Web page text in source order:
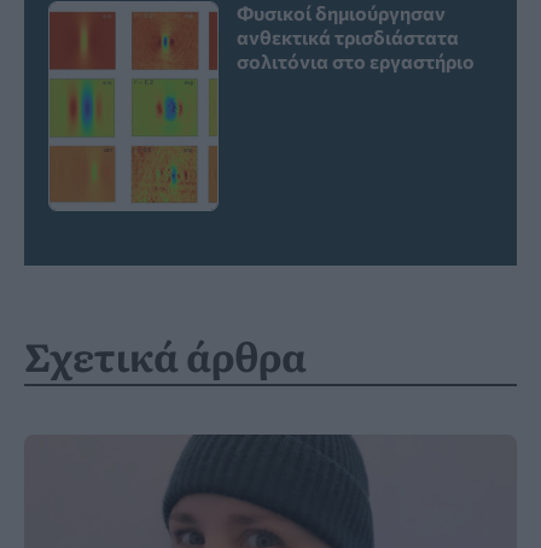
Φυσικοί δημιούργησαν
ανθεκτικά τρισδιάστατα
σολιτόνια στο εργαστήριο
Σχετικά άρθρα